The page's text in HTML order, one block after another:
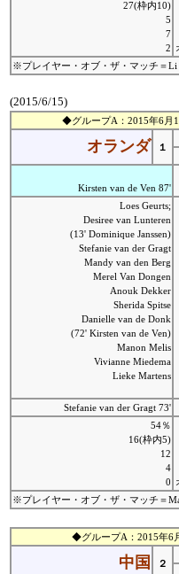
27(枠内10)
5
7
2
※プレイヤー・オブ・ザ・マッチ＝Li
(2015/6/15)
◆グループA：2015年6月
オランダ １
Kirsten van de Ven 87'
Loes Geurts;
Desiree van Lunteren
(13' Dominique Janssen)
Stefanie van der Gragt
Mandy van den Berg
Merel Van Dongen
Anouk Dekker
Sherida Spitse
Danielle van de Donk
(72' Kirsten van de Ven)
Manon Melis
Vivianne Miedema
Lieke Martens
Stefanie van der Gragt 73'
54％
16(枠内5)
12
4
0
※プレイヤー・オブ・ザ・マッチ＝
◆グループA：2015年6
中国 ２